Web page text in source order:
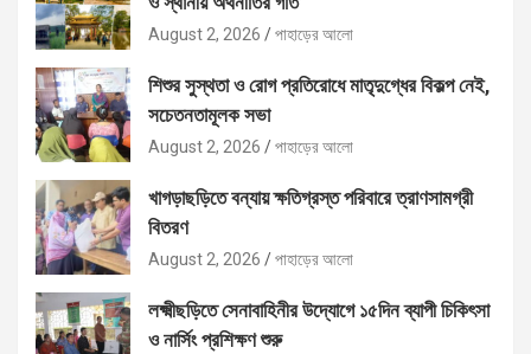
August 2, 2026 পাহাড়ের আলো
শিশুর সুস্থতা ও রোগ প্রতিরোধে মাতৃদুগ্ধের বিকল্প নেই,
সচেতনতামূলক সভা
August 2, 2026 পাহাড়ের আলো
খাগড়াছড়িতে বন্যায় ক্ষতিগ্রস্ত পরিবারে ত্রাণসামগ্রী
বিতরণ
August 2, 2026 পাহাড়ের আলো
লক্ষ্মীছড়িতে সেনাবাহিনীর উদ্যোগে ১৫দিন ব্যাপী চিকিৎসা
ও নার্সিং প্রশিক্ষণ শুরু